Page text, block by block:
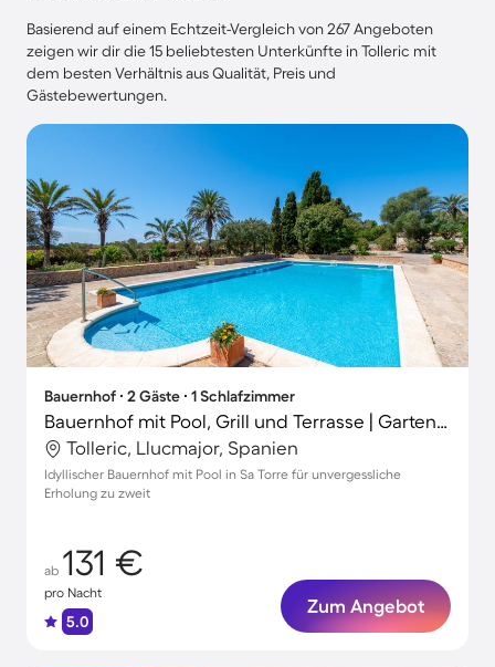
Basierend auf einem Echtzeit-Vergleich von 267 Angeboten
zeigen wir dir die 15 beliebtesten Unterkünfte in Tolleric mit
dem besten Verhältnis aus Qualität, Preis und
Gästebewertungen.
Bauernhof ∙ 2 Gäste ∙ 1 Schlafzimmer
Bauernhof mit Pool, Grill und Terrasse | Gartenblick
Tolleric, Llucmajor, Spanien
Idyllischer Bauernhof mit Pool in Sa Torre für unvergessliche
Erholung zu zweit
ab 131 €
pro Nacht
5.0
Zum Angebot